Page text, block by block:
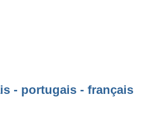
- portugais - français